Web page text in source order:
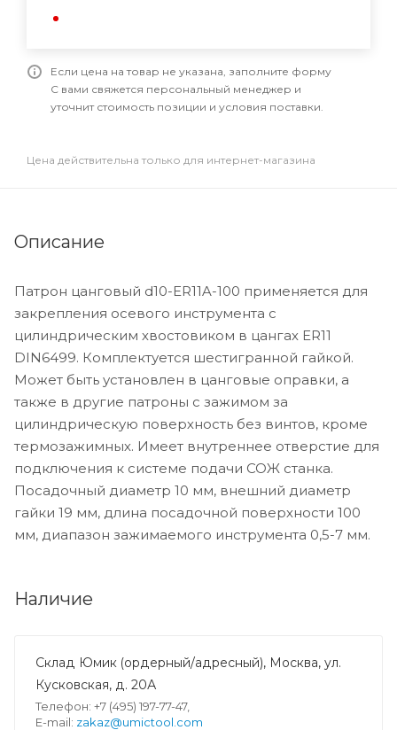
Если цена на товар не указана, заполните форму
С вами свяжется персональный менеджер и
уточнит стоимость позиции и условия поставки.
Цена действительна только для интернет-магазина
Описание
Патрон цанговый d10-ER11A-100 применяется для
закрепления осевого инструмента с
цилиндрическим хвостовиком в цангах ER11
DIN6499. Комплектуется шестигранной гайкой.
Может быть установлен в цанговые оправки, а
также в другие патроны с зажимом за
цилиндрическую поверхность без винтов, кроме
термозажимных. Имеет внутреннее отверстие для
подключения к системе подачи СОЖ станка.
Посадочный диаметр 10 мм, внешний диаметр
гайки 19 мм, длина посадочной поверхности 100
мм, диапазон зажимаемого инструмента 0,5-7 мм.
Наличие
Склад Юмик (ордерный/адресный), Москва, ул.
Кусковская, д. 20А
Телефон: +7 (495) 197-77-47,
E-mail: zakaz@umictool.com